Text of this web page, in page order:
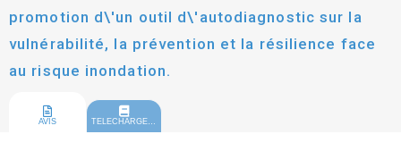
promotion d\'un outil d\'autodiagnostic sur la
vulnérabilité, la prévention et la résilience face
au risque inondation.
AVIS TELECHARGEMENT